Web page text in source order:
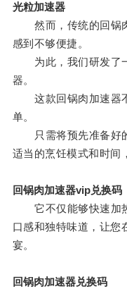
光粒加速器
然而，传统的回锅肉
感到不够便捷。
为此，我们研发了
器。
这款回锅肉加速器不
单。
只需将预先准备好的
适当的烹饪模式和时间
回锅肉加速器vip兑换码
它不仅能够快速加热
口感和独特味道，让您
宴。
回锅肉加速器兑换码